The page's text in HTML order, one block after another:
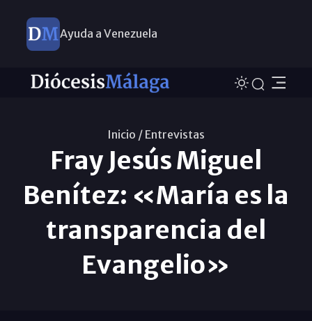
Ayuda a Venezuela
Inicio / Entrevistas
Fray Jesús Miguel
Benítez: «María es la
transparencia del
Evangelio»